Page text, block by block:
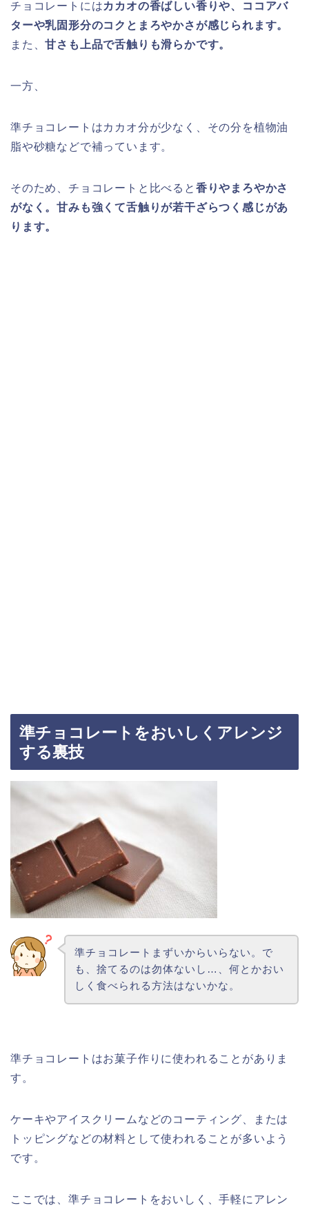
チョコレートにはカカオの香ばしい香りや、ココアバ
ターや乳固形分のコクとまろやかさが感じられます。
また、甘さも上品で舌触りも滑らかです。
一方、
準チョコレートはカカオ分が少なく、その分を植物油
脂や砂糖などで補っています。
そのため、チョコレートと比べると 香りやまろやかさ
がなく。甘みも強くて舌触りが若干ざらつく感じがあ
ります。
準チョコレートをおいしくアレンジ
する裏技
準チョコレートまずいからいらない。で
も、捨てるのは勿体ないし…、何とかおい
しく食べられる方法はないかな。
準チョコレートはお菓子作りに使われることがありま
す。
ケーキやアイスクリームなどのコーティング、または
トッピングなどの材料として使われることが多いよう
です。
ここでは、準チョコレートをおいしく、手軽にアレン